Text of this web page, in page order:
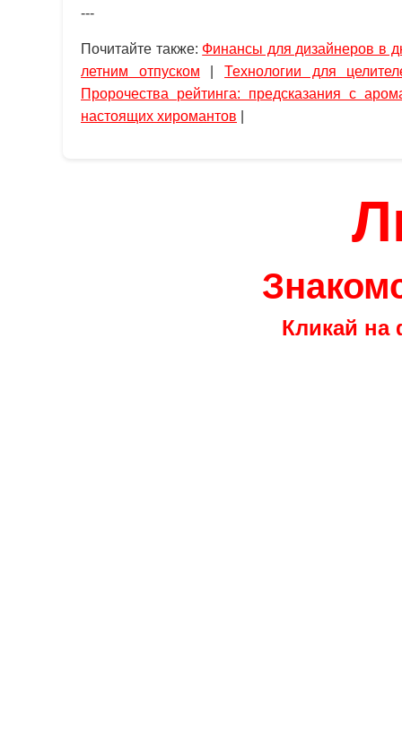
---
Почитайте также: Финансы для дизайнеров в
летним отпуском |Технологии для
Пророчества рейтинга: предсказания с
настоящих хиромантов
Кликай на